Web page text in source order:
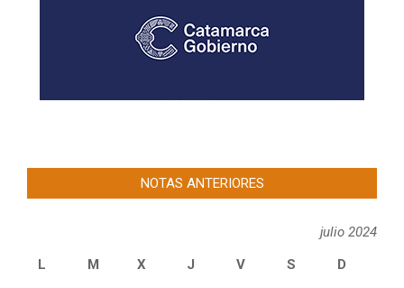
NOTAS ANTERIORES
julio 2024
L
M X J V S D